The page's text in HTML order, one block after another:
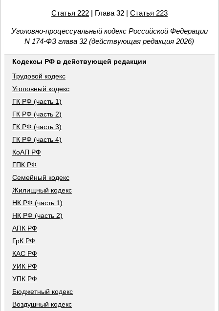
Статья 222| Глава 32 | Статья 223
Уголовно-процессуальный кодекс Российской Федерации
N 174-ФЗ глава 32 (действующая редакция 2026)
Кодексы РФ в действующей редакции
Трудовой кодекс
Уголовный кодекс
ГК РФ (часть 1)
ГК РФ (часть 2)
ГК РФ (часть 3)
ГК РФ (часть 4)
КоАП РФ
ГПК РФ
Семейный кодекс
Жилищный кодекс
НК РФ (часть 1)
НК РФ (часть 2)
АПК РФ
ГрК РФ
КАС РФ
УИК РФ
УПК РФ
Бюджетный кодекс
Воздушный кодекс